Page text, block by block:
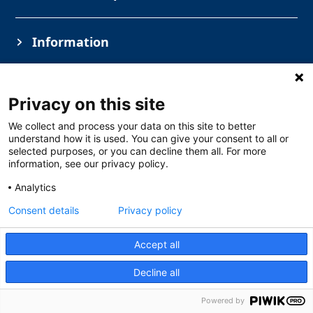
Information
CVR 1590 8416
Mandag – Torsdag 07.30-16.00
Fredag 07.30-14.Læs mere
Privacy on this site
We collect and process your data on this site to better
understand how it is used. You can give your consent to all or
selected purposes, or you can decline them all. For more
information, see our privacy policy.
Analytics
Accept all
Decline all
Consent details Privacy policy
Powered by